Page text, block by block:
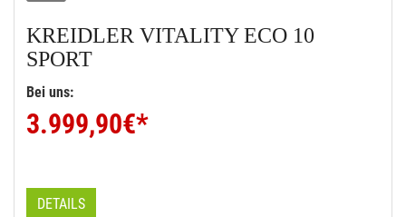
KREIDLER VITALITY ECO 10
SPORT
Bei uns:
3.999,90€*
DETAILS